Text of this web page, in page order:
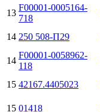
13
F00001-0005164-
718
14 250 508-П29
14
F00001-0058962-
118
15 42167.4405023
15 01418